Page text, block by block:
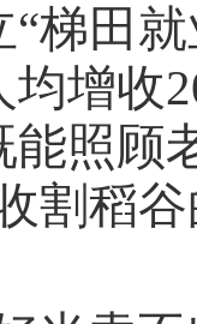
梯田
均增收
能照顾
割稻